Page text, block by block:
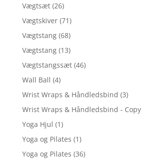
Vægtsæt (26)
Vægtskiver (71)
Vægtstang (68)
Vægtstang (13)
Vægtstangssæt (46)
Wall Ball (4)
Wrist Wraps & Håndledsbind (3)
Wrist Wraps & Håndledsbind - Copy
Yoga Hjul (1)
Yoga og Pilates (1)
Yoga og Pilates (36)